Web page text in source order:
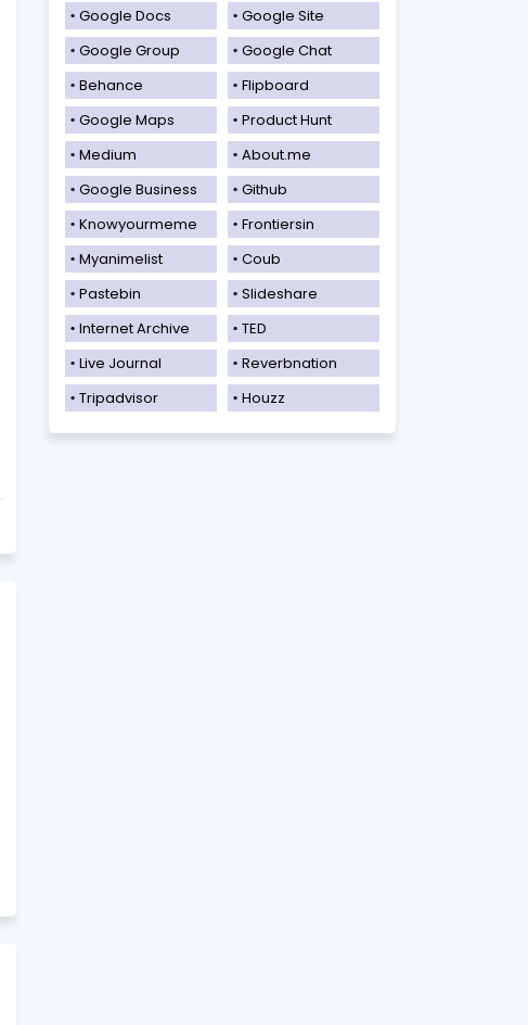
Google Docs
Google Site
Google Group
Google Chat
Behance
Flipboard
Google Maps
Product Hunt
Medium
About.me
Google Business
Github
Knowyourmeme
Frontiersin
Myanimelist
Coub
Pastebin
Slideshare
Internet Archive
TED
Live Journal
Reverbnation
Tripadvisor
Houzz